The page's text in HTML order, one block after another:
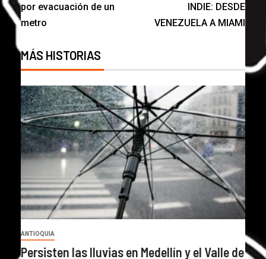
por evacuación de un
metro
INDIE: DESDE
VENEZUELA A MIAMI
MÁS HISTORIAS
ANTIOQUIA
Persisten las lluvias en Medellín y el Valle de